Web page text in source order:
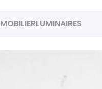
MOBILIERLUMINAIRES